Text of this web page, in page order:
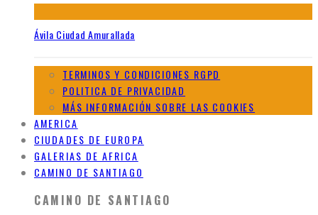
Ávila Ciudad Amurallada
TERMINOS Y CONDICIONES RGPD
POLITICA DE PRIVACIDAD
MÁS INFORMACIÓN SOBRE LAS COOKIES
AMERICA
CIUDADES DE EUROPA
GALERIAS DE AFRICA
CAMINO DE SANTIAGO
CAMINO DE SANTIAGO